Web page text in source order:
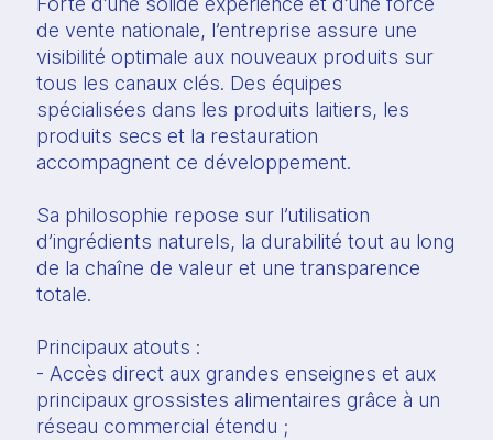
de vente nationale, l’entreprise assure une
visibilité optimale aux nouveaux produits sur
tous les canaux clés. Des équipes
spécialisées dans les produits laitiers, les
produits secs et la restauration
accompagnent ce développement.
Sa philosophie repose sur l’utilisation
d’ingrédients naturels, la durabilité tout au long
de la chaîne de valeur et une transparence
totale.
Principaux atouts :
- Accès direct aux grandes enseignes et aux
principaux grossistes alimentaires grâce à un
réseau commercial étendu ;